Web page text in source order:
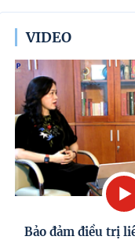
VIDEO
Bảo đảm điều trị